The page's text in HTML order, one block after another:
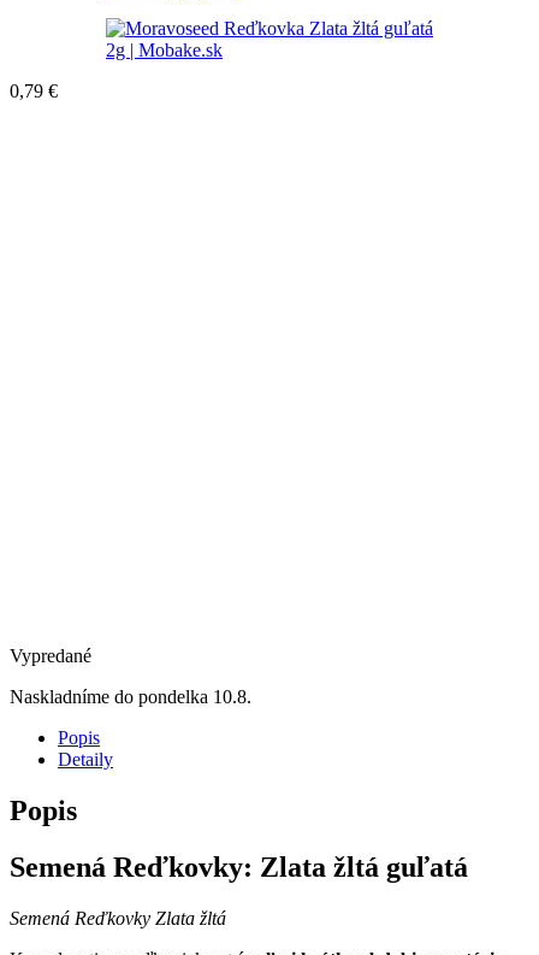
0,79 €
Vypredané
Naskladníme do pondelka 10.8.
Popis
Detaily
Popis
Semená Reďkovky: Zlata žltá guľatá
Semená Reďkovky Zlata žltá